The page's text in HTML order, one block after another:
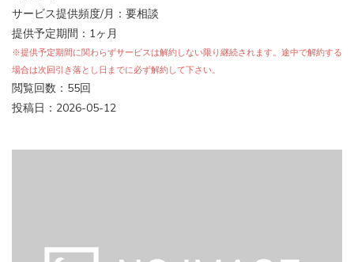
サービス提供頻度/月：要相談
提供予定期間：1ヶ月
※提供予定期間に関わらずサービスは解約しない限り継続されます。途中で解約する
場合は次回引き落とし日までに必ず解約して下さい。
閲覧回数：55回
投稿日：2026-05-12